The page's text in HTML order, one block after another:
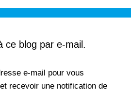
ce blog par e-mail.
e-mail pour vous
recevoir une notification de